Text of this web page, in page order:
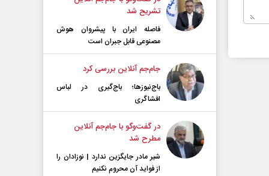
تشریح شد
فاصله ایران با پیشرو‌ان هوش
مصنوعی قابل جبران است
جام‌جم آنلاین بررسی کرد
باج‌نیوزها؛ باج‌گیری در لباس
افشاگری
در گفت‌و‌گو با جام‌جم آنلاین
مطرح شد
شیر مادر جایگزین ندارد | نوزادان را
از فواید آن محروم نکنیم